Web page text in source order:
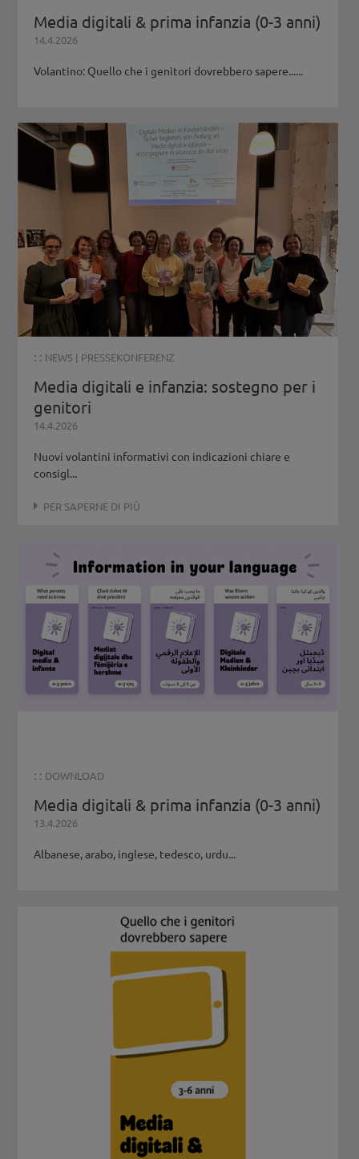
Media digitali & prima infanzia (0-3 anni)
14.4.2026
Volantino: Quello che i genitori dovrebbero sapere......
: : NEWS | PRESSEKONFERENZ
Media digitali e infanzia: sostegno per i
genitori
14.4.2026
Nuovi volantini informativi con indicazioni chiare e
consigl...
PER SAPERNE DI PIÙ
: : DOWNLOAD
Media digitali & prima infanzia (0-3 anni)
13.4.2026
Albanese, arabo, inglese, tedesco, urdu...